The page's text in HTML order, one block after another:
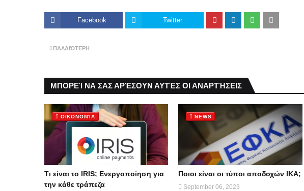
Facebook Twitter
ΠΑΛΑΙΌΤΕΡΗ
ΜΠΟΡΕΊ ΝΑ ΣΑΣ ΑΡΈΣΟΥΝ ΑΥΤΈΣ ΟΙ ΑΝΑΡΤΉΣΕΙΣ
ΟΙΚΟΝΟΜΊΑ
Τι είναι το IRIS; Ενεργοποίηση για
την κάθε τράπεζα
NEWS
Ποιοι είναι οι τύποι αποδοχών ΙΚΑ;
September 06, 2023